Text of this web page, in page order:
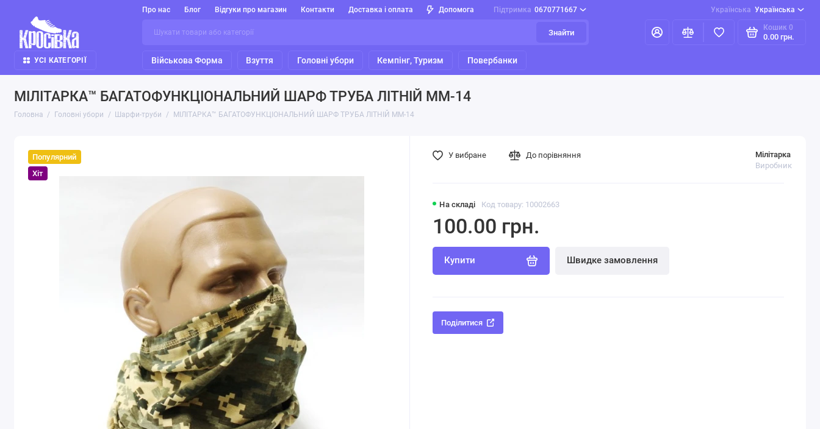
Про нас Блог Відгуки про магазин Контакти Доставка і оплата Допомога Підтримка 0670771667 Українська Українська
Знайти
Кошик 0
0.00 грн.
УСІ КАТЕГОРІЇ Військова Форма Взуття Головні убори Кемпінг, Туризм Повербанки
МІЛІТАРКА™ БАГАТОФУНКЦІОНАЛЬНИЙ ШАРФ ТРУБА ЛІТНІЙ ММ-14
Головна Головні убори Шарфи-труби МІЛІТАРКА™ БАГАТОФУНКЦІОНАЛЬНИЙ ШАРФ ТРУБА ЛІТНІЙ ММ-14
Популярний
Хіт
На складі Код товару: 10002663
Мілітарка
Виробник
100.00 грн.
Купити Швидке замовлення
У вибране До порівняння
Поділитися